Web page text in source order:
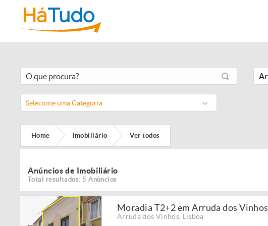
Selecione uma Categoria
Home Imobiliário Ver todos
Anúncios de Imobiliário
Total resultados: 5 Anúncios
Moradia T2+2 em Arruda dos Vinhos
Arruda dos Vinhos, Lisboa